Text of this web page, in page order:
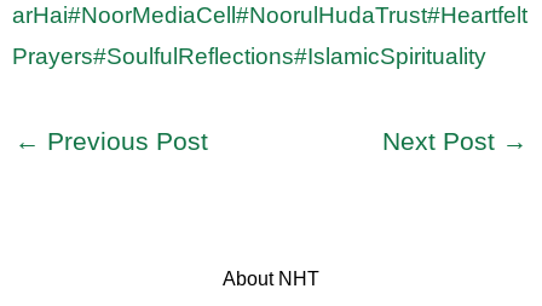
arHai#NoorMediaCell#NoorulHudaTrust#Heartfelt
Prayers#SoulfulReflections#IslamicSpirituality
← Previous Post Next Post →
About NHT